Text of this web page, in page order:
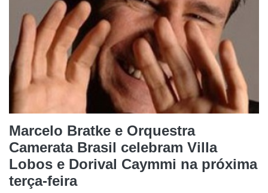
Marcelo Bratke e Orquestra
Camerata Brasil celebram Villa
Lobos e Dorival Caymmi na próxima
terça-feira